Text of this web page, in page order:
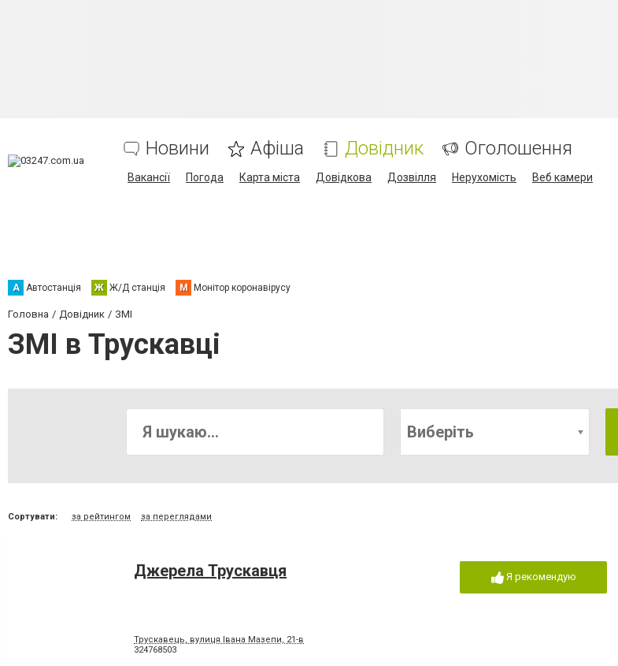
Новини Афіша Довідник Оголошення
Вакансії Погода Карта міста Довідкова Дозвілля Нерухомість Веб камери
А Автостанція Ж Ж/Д станція М Монітор коронавірусу
Головна Довідник ЗМІ
ЗМІ в Трускавці
Виберіть
Сортувати: за рейтингом за переглядами
Джерела Трускавця
Трускавець, вулиця Івана Мазепи, 21-в
324768503
Я рекомендую